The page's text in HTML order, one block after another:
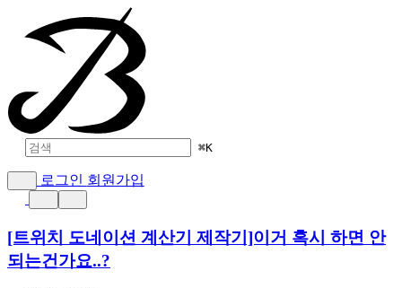
⌘K
로그인 회원가입
[트위치 도네이션 계산기 제작기]이거 혹시 하면 안
되는건가요..?